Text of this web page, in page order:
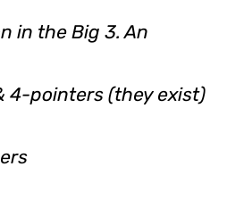
in the Big 3. An
4-pointers (they exist)